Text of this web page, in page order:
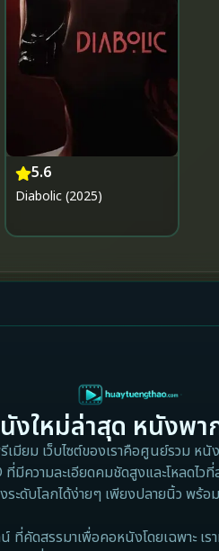
5.6
Diabolic (2025)
งใหม่ล่าสุด หนังพ
ม เว็บไซต์ของเราคือศูนย์รวม ห
มีความละเอียดคมชัดสูงและโหลด
ดับโลกได้ง่ายๆ เพียงปลายนิ้ว พร้อ
คัดสรรมาเพื่อคอหนังโดยเฉพาะ